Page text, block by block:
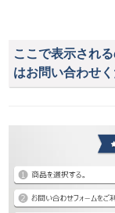
ここで表示され
はお問い合わせく